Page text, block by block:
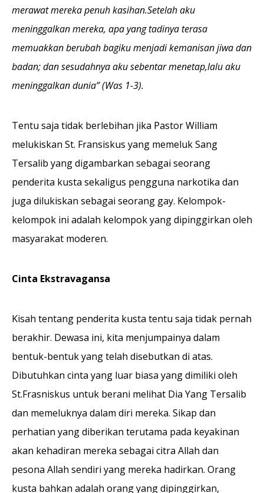
merawat mereka penuh kasihan.Setelah aku
meninggalkan mereka, apa yang tadinya terasa
memuakkan berubah bagiku menjadi kemanisan jiwa dan
badan; dan sesudahnya aku sebentar menetap,lalu aku
meninggalkan dunia” (Was 1-3).
Tentu saja tidak berlebihan jika Pastor William
melukiskan St. Fransiskus yang memeluk Sang
Tersalib yang digambarkan sebagai seorang
penderita kusta sekaligus pengguna narkotika dan
juga dilukiskan sebagai seorang gay. Kelompok-
kelompok ini adalah kelompok yang dipinggirkan oleh
masyarakat moderen.
Cinta Ekstravagansa
Kisah tentang penderita kusta tentu saja tidak pernah
berakhir. Dewasa ini, kita menjumpainya dalam
bentuk-bentuk yang telah disebutkan di atas.
Dibutuhkan cinta yang luar biasa yang dimiliki oleh
St.Frasniskus untuk berani melihat Dia Yang Tersalib
dan memeluknya dalam diri mereka. Sikap dan
perhatian yang diberikan terutama pada keyakinan
akan kehadiran mereka sebagai citra Allah dan
pesona Allah sendiri yang mereka hadirkan. Orang
kusta bahkan adalah orang yang dipinggirkan,